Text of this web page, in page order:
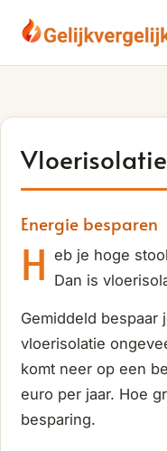
Vloerisolatie
Energie besparen
H eb je hoge
Dan is
Gemiddeld bespaar
vloerisolatie
komt neer op een
euro per jaar. Hoe
besparing.